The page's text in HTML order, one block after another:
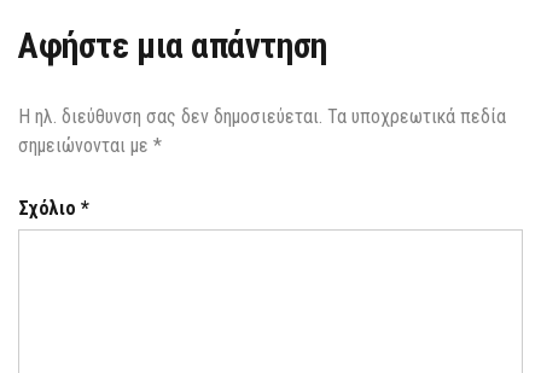
Αφήστε μια απάντηση
Η ηλ. διεύθυνση σας δεν δημοσιεύεται. Τα υποχρεωτικά πεδία
σημειώνονται με *
Σχόλιο *